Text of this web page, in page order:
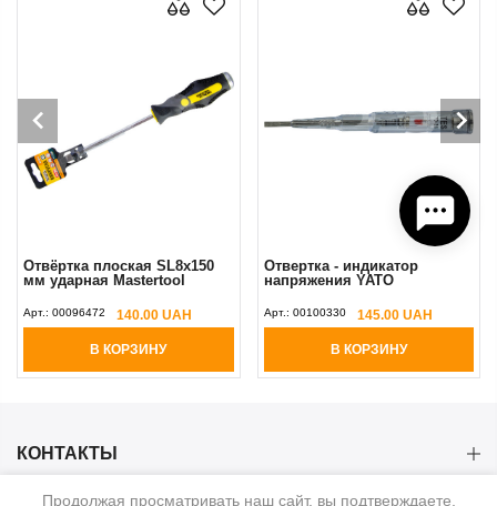
Отвёртка плоская SL8х150
мм ударная Mastertool
Арт.: 00096472 140.00 UAH
В КОРЗИНУ
Отвертка - индикатор
напряжения YATO
Арт.: 00100330 145.00 UAH
В КОРЗИНУ
КОНТАКТЫ
Продолжая просматривать наш сайт, вы подтверждаете,